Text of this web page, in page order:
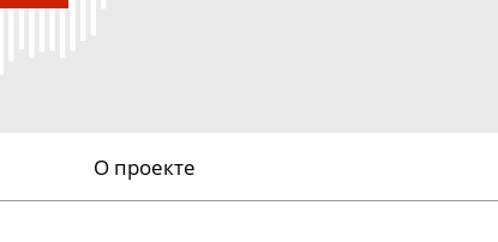
О проекте